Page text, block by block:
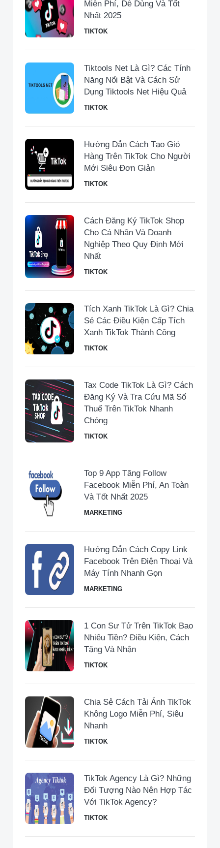
Miễn Phí, Dễ Dùng Và Tốt
Nhất 2025
TIKTOK
Tiktools Net Là Gì? Các Tính
Năng Nổi Bật Và Cách Sử
Dụng Tiktools Net Hiệu Quả
TIKTOK
Hướng Dẫn Cách Tạo Giỏ
Hàng Trên TikTok Cho Người
Mới Siêu Đơn Giản
TIKTOK
Cách Đăng Ký TikTok Shop
Cho Cá Nhân Và Doanh
Nghiệp Theo Quy Định Mới
Nhất
TIKTOK
Tích Xanh TikTok Là Gì? Chia
Sẻ Các Điều Kiện Cấp Tích
Xanh TikTok Thành Công
TIKTOK
Tax Code TikTok Là Gì? Cách
Đăng Ký Và Tra Cứu Mã Số
Thuế Trên TikTok Nhanh
Chóng
TIKTOK
Top 9 App Tăng Follow
Facebook Miễn Phí, An Toàn
Và Tốt Nhất 2025
MARKETING
Hướng Dẫn Cách Copy Link
Facebook Trên Điện Thoại Và
Máy Tính Nhanh Gọn
MARKETING
1 Con Sư Tử Trên TikTok Bao
Nhiêu Tiền​? Điều Kiện, Cách
Tặng Và Nhận
TIKTOK
Chia Sẻ Cách Tải Ảnh TikTok
Không Logo Miễn Phí, Siêu
Nhanh
TIKTOK
TikTok Agency Là Gì? Những
Đối Tượng Nào Nên Hợp Tác
Với TikTok Agency?
TIKTOK